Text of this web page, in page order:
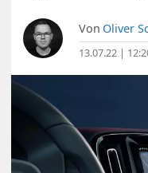
Von Oliver
13.07.22 |